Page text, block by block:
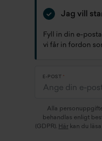
Jag vill
Fyll in din e-
vi får in fordon
E-POST
Alla
behandlas enligt
(GDPR). Här kan du